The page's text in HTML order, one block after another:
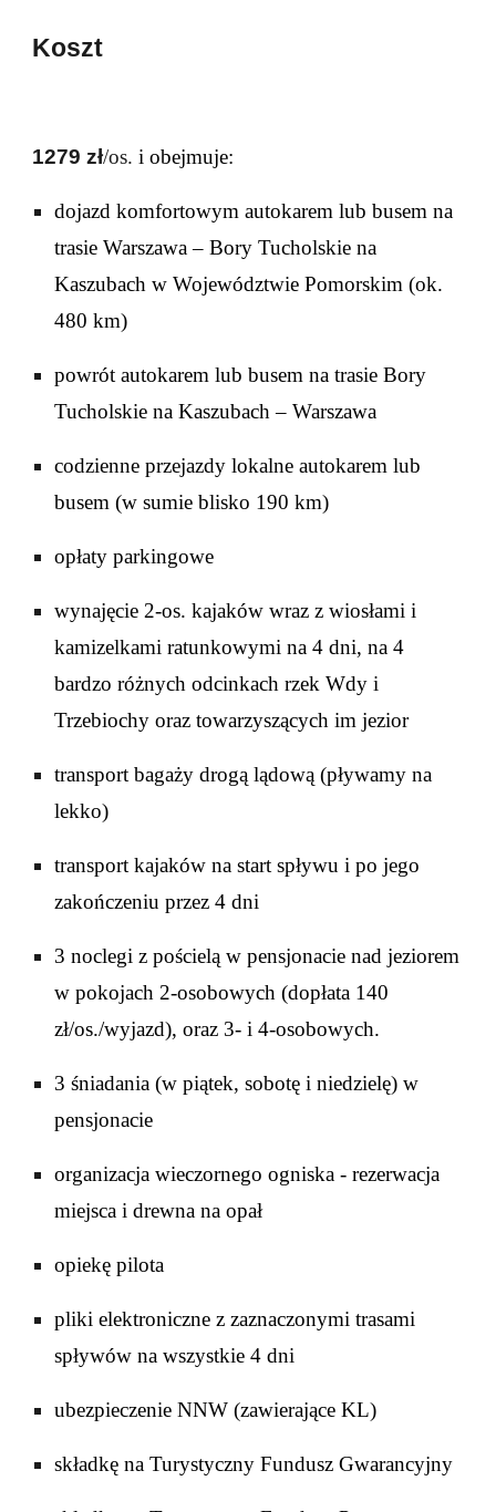
Koszt
1279 zł/os. i obejmuje:
dojazd komfortowym autokarem lub busem na
trasie Warszawa –Bory Tucholskie na
Kaszubach w Województwie Pomorskim (ok.
480km)
powrót autokarem lub busem na trasie Bory
Tucholskie na Kaszubach – Warszawa
codzienne przejazdy lokalne autokarem lub
busem (w sumie blisko 190 km)
opłaty parkingowe
wynajęcie 2-os. kajaków wraz z wiosłami i
kamizelkami ratunkowymi na 4 dni, na4
bardzo różnych odcinkach rzekWdy i
Trzebiochy oraztowarzyszącychim jezior
transport bagaży drogą lądową (pływamy na
lekko)
transport kajaków na start spływu i po jego
zakończeniu przez 4 dni
3 noclegi z pościelą wpensjonacie nad jeziorem
w pokojach 2-osobowych (dopłata 140
zł/os./wyjazd), oraz 3- i 4-osobowych.
3 śniadania (w piątek, sobotę i niedzielę) w
pensjonacie
organizacja wieczornego ogniska - rezerwacja
miejsca i drewna na opał
opiekę pilota
pliki elektroniczne z zaznaczonymi trasami
spływów na wszystkie 4 dni
ubezpieczenie NNW (zawierające KL)
składkę na Turystyczny Fundusz Gwarancyjny